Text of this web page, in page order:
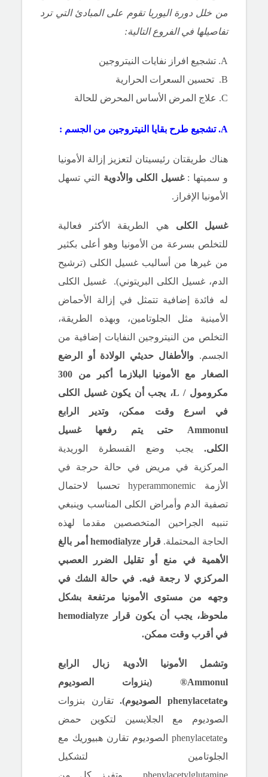
من خلل دورة اليوريا تقوم على المبادئ التي ترد
تفاصيلها في الفروع التالية:
A. تشجيع افراز نفايات النيتروجين
B. تحسين السعرات الحرارية
C. علاج
المرض الأساس المحرض للحالة
A. تشجيع طرح بقايا النيتروجين من الجسم :
هناك طريقتان رئيسيتان لتعزيز إزالة
الأمونيا
و سميتها : غسيل الكلى والأدوية
التي تسهل
الأمونيا الإفراز.
غسيل الكلى
هي الطريقة الأكثر فعالية
للتخلص بسرعة من الأمونيا وهو أعلى بكثير
من غيرها من أساليب غسيل الكلى (ترشيح
الدم، غسيل الكلى البريتوني).
غسيل الكلى
له فائدة إضافية تتمثل في إزالة الأحماض
الأمينية مثل الجلوتامين، وبهذه الطريقة،
التخلص من النيتروجين النفايات إضافية من
الجسم.
والأطفال حديثي الولادة أو الرضع
الصغار مع الأمونيا البلازما أكبر من 300
مكرومول / L، يجب أن يكون غسيل الكلى
في اسرع وقت ممكن، وتدير الرابع
Ammonul حتى يتم رفعها غسيل
الكلى.
يجب وضع القسطرة الوريدية
المركزية في مريض في حالة حرجة في
الأزمة hyperammonemic تحسبا لاحتمال
تصفية الدم وأمراض الكلى المناسب وينبغي
تنبيه الجراحين المتخصصين مقدما لهذه
الحاجة المحتملة.
قرار hemodialyze أمر بالغ
الأهمية في منع أو تقليل الضرر العصبي
المركزي لا رجعة فيه. في حالة الشك في
وجهه من مستوى الأمونيا مرتفعة بشكل
ملحوظ، يجب أن يكون قرار hemodialyze
في أقرب وقت ممكن.
وتشمل الأمونيا الأدوية زبال الرابع
Ammonul® (بنزوات الصوديوم
وphenylacetate الصوديوم).
تقارن بنزوات
الصوديوم مع الجلايسين لتكوين حمض
وphenylacetate الصوديوم تقارن هبيوريك مع
الجلوتامين لتشكيل
phenylacetylglutamine.
وتفرز كل من